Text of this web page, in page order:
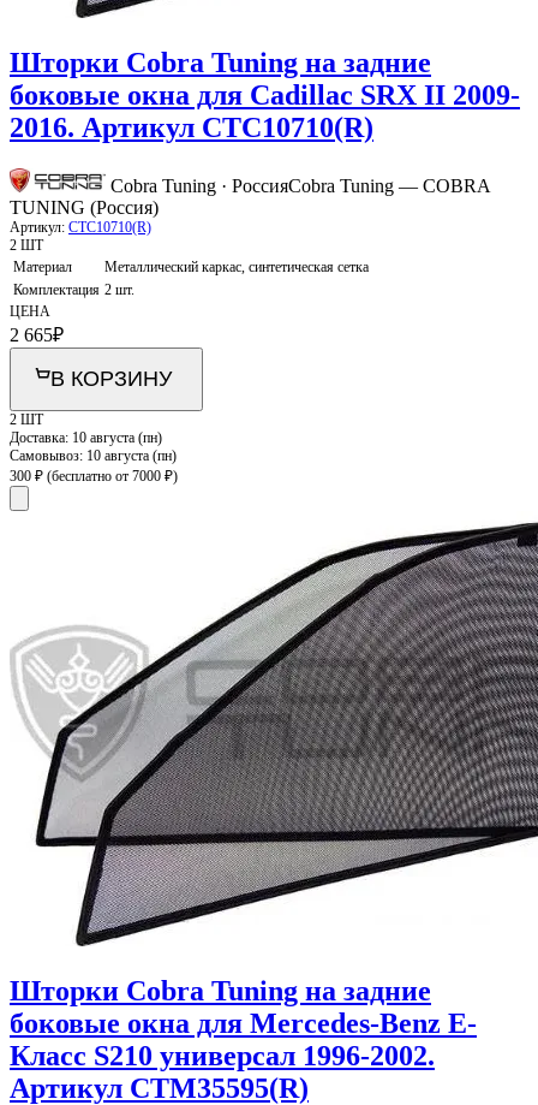
Шторки Cobra Tuning на задние
боковые окна для Cadillac SRX II 2009-
2016. Артикул CTC10710(R)
Cobra Tuning · РоссияCobra Tuning — COBRA
TUNING (Россия)
Артикул: CTC10710(R)
2 ШТ
Материал
Металлический каркас, синтетическая сетка
Комплектация 2 шт.
ЦЕНА
2 665₽
В КОРЗИНУ
2 ШТ
Доставка: 10 августа (пн)
Самовывоз: 10 августа (пн)
300 ₽ (бесплатно от 7000 ₽)
Шторки Cobra Tuning на задние
боковые окна для Mercedes-Benz E-
Класс S210 универсал 1996-2002.
Артикул CTM35595(R)